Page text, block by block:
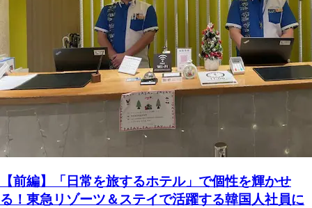
【前編】「日常を旅するホテル」で個性を輝かせ
る！東急リゾーツ＆ステイで活躍する韓国人社員に